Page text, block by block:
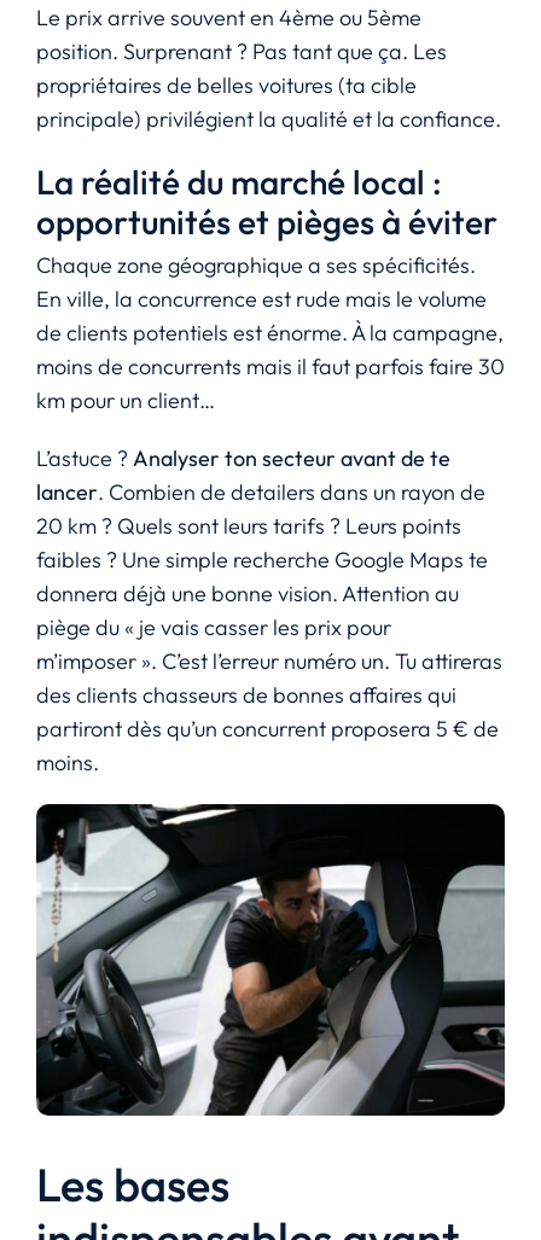
Le prix arrive souvent en 4ème ou 5ème
position. Surprenant ? Pas tant que ça. Les
propriétaires de belles voitures (ta cible
principale) privilégient la qualité et la confiance.
La réalité du marché local :
opportunités et pièges à éviter
Chaque zone géographique a ses spécificités.
En ville, la concurrence est rude mais le volume
de clients potentiels est énorme. À la campagne,
moins de concurrents mais il faut parfois faire 30
km pour un client…
L’astuce ? Analyser ton secteur avant de te
lancer. Combien de detailers dans un rayon de
20 km ? Quels sont leurs tarifs ? Leurs points
faibles ? Une simple recherche Google Maps te
donnera déjà une bonne vision. Attention au
piège du « je vais casser les prix pour
m’imposer ». C’est l’erreur numéro un. Tu attireras
des clients chasseurs de bonnes affaires qui
partiront dès qu’un concurrent proposera 5 € de
moins.
Les bases